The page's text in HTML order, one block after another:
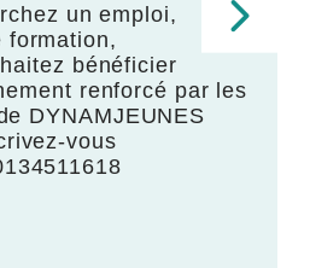
un emploi,
formation,
bénéficier
renforcé par les
DYNAMJEUNES
vous